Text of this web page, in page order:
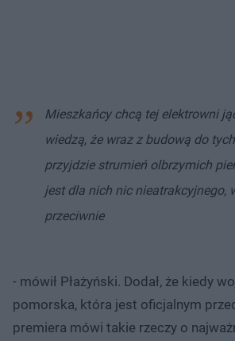
Mieszkańcy chcą tej elektrowni
wiedzą, że wraz z budową do
przyjdzie strumień olbrzymich
jest dla nich nic nieatrakcyjnego,
przeciwnie
- mówił Płażyński. Dodał, że kiedy
pomorska, która jest oficjalnym
premiera mówi takie rzeczy o